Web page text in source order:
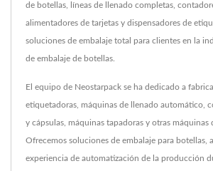
de botellas, líneas de llenado completas,
alimentadores de tarjetas y dispensadores de
soluciones de embalaje total para clientes en la
de embalaje de botellas.
El equipo de Neostarpack se ha dedicado a
etiquetadoras, máquinas de llenado automático,
y cápsulas, máquinas tapadoras y otras máquinas
Ofrecemos soluciones de embalaje para botellas,
experiencia de automatización de la producción